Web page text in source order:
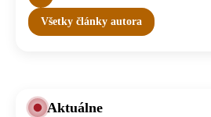
Všetky články autora
Aktuálne